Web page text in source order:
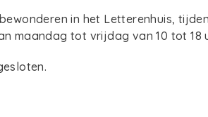
in het Letterenhuis,
maandag tot vrijdag van 10 tot 18